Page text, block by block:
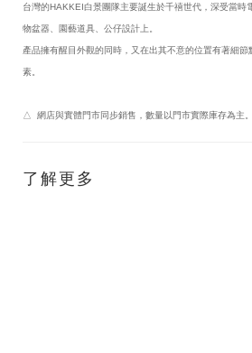
台灣的HAKKEI白景團隊主要誕生於千禧世代，深受當時
物盆器、園藝道具、公仔設計上。
產品擁有醒目外觀的同時，又在出其不意的位置有著細
素。
△ 網店與實體門市同步銷售，數量以門市實際庫存為主。
了解更多